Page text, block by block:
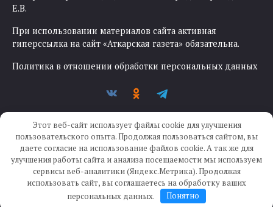
Е.В.
При использовании материалов сайта активная
гиперссылка на сайт «Аткарская газета» обязательна.
Политика в отношении обработки персональных данных
Создание сайта —IKWEB
Этот веб-сайт использует файлы cookie для улучшения
пользовательского опыта. Продолжая пользоваться сайтом, вы
даете согласие на использование файлов cookie. А так же для
улучшения работы сайта и анализа посещаемости мы используем
сервисы веб-аналитики (Яндекс.Метрика). Продолжая
использовать сайт, вы соглашаетесь на обработку ваших
персональных данных.
Понятно